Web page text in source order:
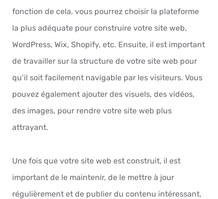
fonction de cela, vous pourrez choisir la plateforme
la plus adéquate pour construire votre site web,
WordPress, Wix, Shopify, etc. Ensuite, il est important
de travailler sur la structure de votre site web pour
qu’il soit facilement navigable par les visiteurs. Vous
pouvez également ajouter des visuels, des vidéos,
des images, pour rendre votre site web plus
attrayant.
Une fois que votre site web est construit, il est
important de le maintenir, de le mettre à jour
régulièrement et de publier du contenu intéressant,